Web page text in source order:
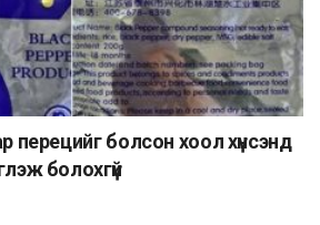
перецийг болсон хоол хүнсэнд
болохгүй